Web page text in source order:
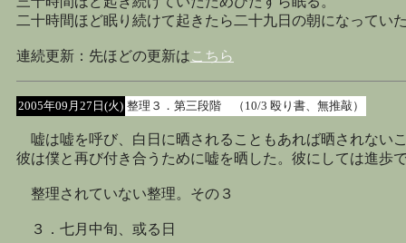
二十時間ほど眠り続けて起きたら二十九日の朝になってい
連続更新：先ほどの更新はこちら
2005年09月27日(火) 整理３．第三段階 （10/3 殴り書、無推敲）
嘘は嘘を呼び、白日に晒されることもあれば晒されない
彼は僕と再び付き合うために嘘を晒した。彼にしては進歩
整理されていない整理。その３
３．七月中旬、或る日